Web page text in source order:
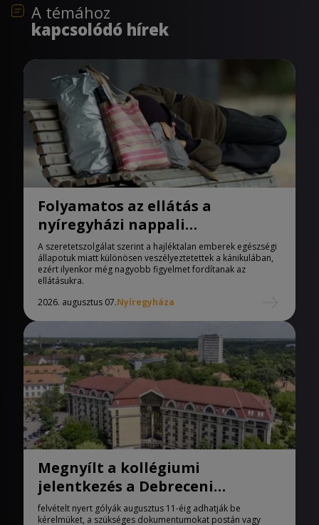
A témához
kapcsolódó hírek
Folyamatos az ellátás a
nyíregyházi nappali
melegedőben
A szeretetszolgálat szerint a hajléktalan emberek egészségi
állapotuk miatt különösen veszélyeztetettek a kánikulában,
ezért ilyenkor még nagyobb figyelmet fordítanak az
ellátásukra.
2026. augusztus 07.Nyíregyháza
Megnyílt a kollégiumi
jelentkezés a Debreceni
Egyetemen
felvételt nyert gólyák augusztus 11-éig adhatják be
kérelmüket, a szükséges dokumentumokat postán vagy